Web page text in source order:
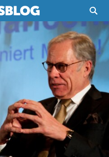
Inspiration
uns
Werbung